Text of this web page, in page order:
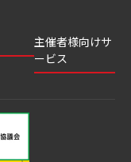
主催者様向けサ
ービス